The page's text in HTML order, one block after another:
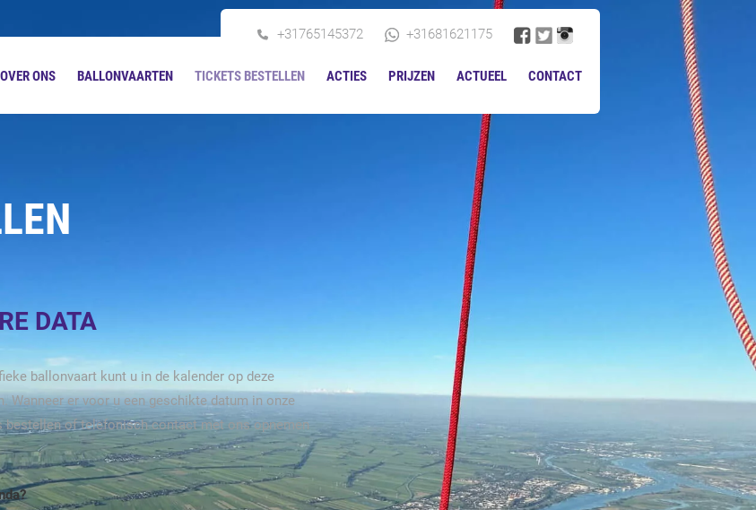
OVER ONS BALLONVAARTEN TICKETS BESTELLEN ACTIES PRIJZEN ACTUEEL CONTACT
+31765145372 +31681621175
DATA
ballonvaart kunt u in de kalender op deze
Wanneer er voor u een geschikte datum in onze
of telefonisch contact met ons opnemen